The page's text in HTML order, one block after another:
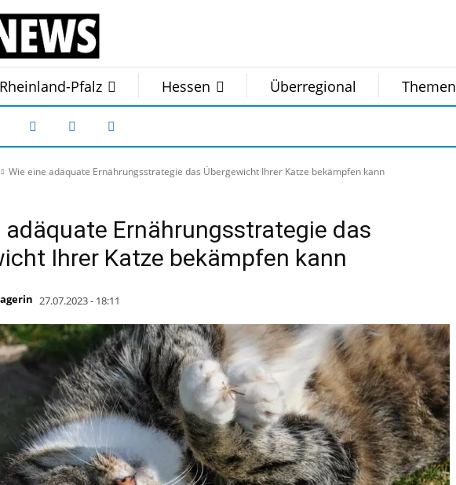
Rheinland-Pfalz Hessen Überregional Themen
Wie eine adäquate Ernährungsstrategie das Übergewicht Ihrer Katze bekämpfen kann
adäquate Ernährungsstrategie das
Ihrer Katze bekämpfen kann
27.07.2023 - 18:11